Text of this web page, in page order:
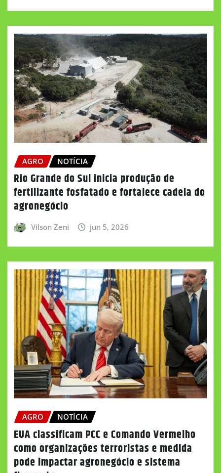
AGRO NOTÍCIA
Rio Grande do Sul inicia produção de
fertilizante fosfatado e fortalece cadeia do
agronegócio
Vilson Zeni jun 5, 2026
AGRO NOTÍCIA
EUA classificam PCC e Comando Vermelho
como organizações terroristas e medida
pode impactar agronegócio e sistema